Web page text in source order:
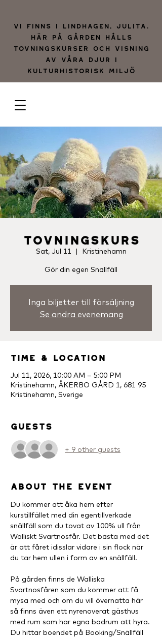
Vi finns i lindhagen, julita.
Här på gården hålls
tovningskurser och visning
av våra djur i
kulturhistorisk miljö
Tovningskurs
Sat, Jul 11
  |
Kristinehamn
Gör din egen Snällfäll
Inga biljetter till försäljning
Se andra evenemang
Time & Location
Jul 11, 2026, 10:00 AM – 5:00 PM
Kristinehamn, ÅKERBO GÅRD 1, 681 95
Kristinehamn, Sverige
Guests
+ 9 other guests
About the event
Du kommer att åka hem efter
kurstillfället med din egentillverkade
snällfäll som du tovat av 100% ull från
Walliskt Svartnosfår. Det bästa med det
är att fåret idisslar vidare i sin flock när
du tar hem ullen i form av en snällfäll.
På gården finns de Walliska
Svartnosfåren som du kommer att få
mysa med och om du vill övernatta här
så finns även ett nyrenoverat gästhus
med rum som har egna badrum att hyra.
Du hittar boendet på Booking/Snällfäll